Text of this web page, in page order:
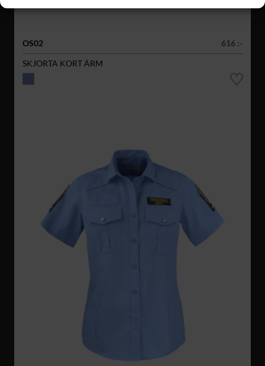
OS02
616 :-
SKJORTA KORT ÄRM